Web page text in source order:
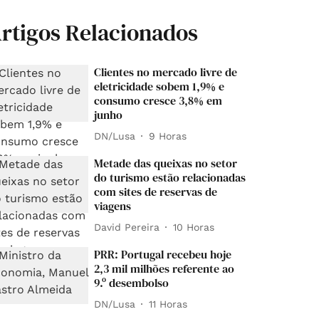
Relacionados
Clientes no mercado livre de
eletricidade sobem 1,9% e
consumo cresce 3,8% em
junho
DN/Lusa 9 Horas
Metade das queixas no setor
do turismo estão relacionadas
com sites de reservas de
viagens
David Pereira 10 Horas
PRR: Portugal recebeu hoje
2,3 mil milhões referente ao
9.º desembolso
DN/Lusa 11 Horas